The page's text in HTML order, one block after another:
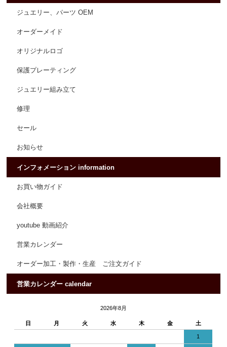
ジュエリー、パーツ OEM
オーダーメイド
オリジナルロゴ
保護プレーティング
ジュエリー組み立て
修理
セール
お知らせ
インフォメーション information
お買い物ガイド
会社概要
youtube 動画紹介
営業カレンダー
オーダー加工・製作・生産 ご注文ガイド
営業カレンダー calendar
2026年8月
日 月 火 水 木 金 土
1